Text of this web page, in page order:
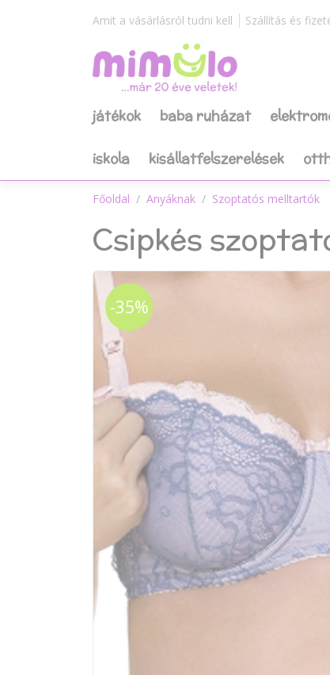
Amit a vásárlásról tudni kell Szállítás és
játékok baba ruházat
iskola kisállatfelszerelések
Főoldal Anyáknak Szoptatós melltartók
Csipkés
-35%